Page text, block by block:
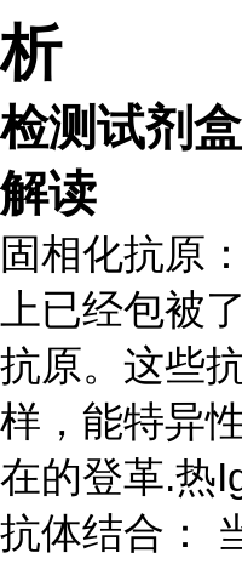
析
检测试剂
解读
固相化抗原
上已经包被
抗原。这些
样，能特异
在的登革.热
抗体结合：